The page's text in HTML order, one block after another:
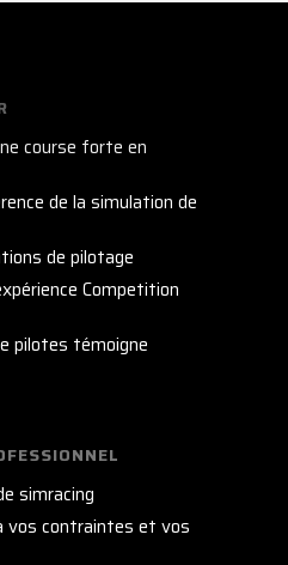
course forte en
de la simulation de
de pilotage
Competition
pilotes témoigne
simracing
vos contraintes et vos